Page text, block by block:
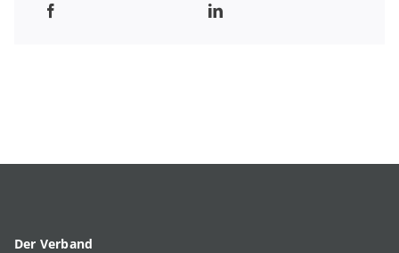
Der Verband